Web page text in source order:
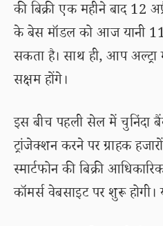
की बिक्री एक महीने बाद 12
के बेस मॉडल को आज यानी 11
सकता है। साथ ही, आप
सक्षम होंगे।
इस बीच पहली सेल में चुनिंदा
ट्रांजेक्शन करने पर ग्राहक
स्मार्टफोन की बिक्री
कॉमर्स वेबसाइट पर शुरू